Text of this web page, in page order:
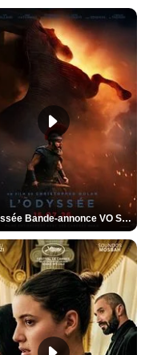
L'Odyssée Bande-annonce VO STFR